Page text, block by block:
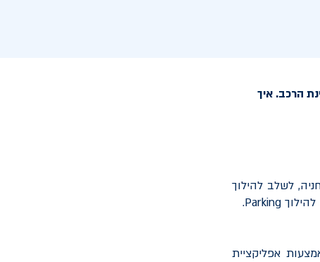
הרכב. איך
לשלב להילוך
Parking
.
אפליקציית